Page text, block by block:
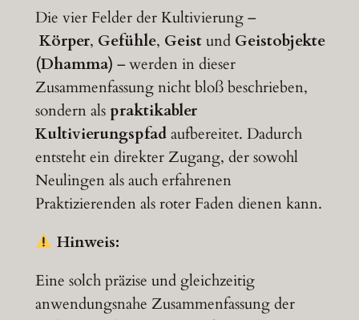
Die vier Felder der Kultivierung –
Körper, Gefühle, Geistund Geistobjekte
(Dhamma) – werden in dieser
Zusammenfassung nicht bloß beschrieben,
sondern alspraktikabler
Kultivierungspfadaufbereitet. Dadurch
entsteht ein direkter Zugang, der sowohl
Neulingen als auch erfahrenen
Praktizierenden als roter Faden dienen kann.
Hinweis:
Eine solch präzise und gleichzeitig
anwendungsnahe Zusammenfassung der